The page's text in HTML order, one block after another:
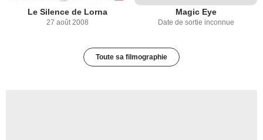
Le Silence de Lorna
27 août 2008
Magic Eye
Date de sortie inconnue
Toute sa filmographie